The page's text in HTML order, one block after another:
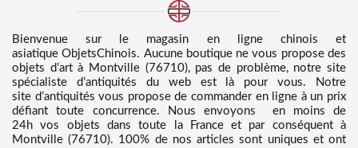
Bienvenue sur
le magasin en ligne chinois et
asiatiqueObjetsChinois. Aucune boutique ne vous propose des
objets d’art à Montville (76710), pas de problème, notre site
spécialiste d’antiquités du web est là pour vous. Notre
site d’antiquités vous propose de commander en ligne à un prix
défiant toute concurrence. Nous envoyons en moins de
24h vos objets dans toute la France et par conséquent à
Montville (76710). 100% de nos articles sont uniques et ont